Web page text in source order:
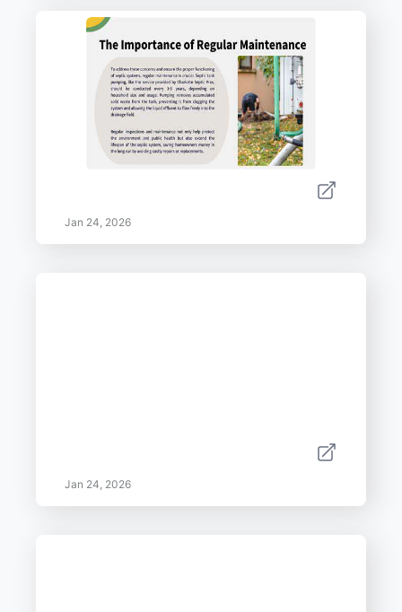
Jan 24, 2026
Jan 24, 2026